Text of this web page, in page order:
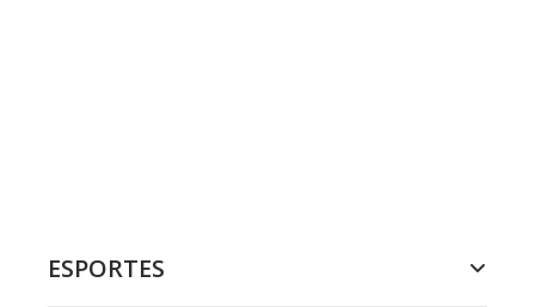
ESPORTES